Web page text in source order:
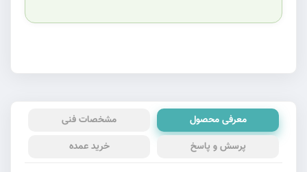
معرفی محصول
مشخصات فنی
پرسش و پاسخ
خرید عمده